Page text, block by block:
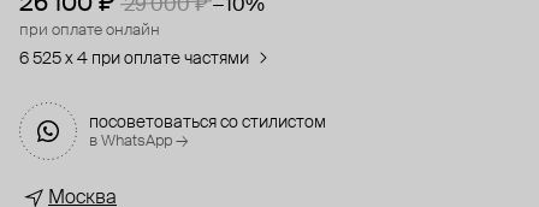
26 100 ₽ 29 000 ₽ −10%
при оплате онлайн
6 525 x 4 при оплате частями
посоветоваться со стилистом
в WhatsApp →
Москва